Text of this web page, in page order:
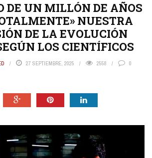
DE UN MILLÓN DE AÑOS
NUESTRA
DE LA EVOLUCIÓN
LOS CIENTÍFICOS
27 SEPTIEMBRE, 2025 2558 0